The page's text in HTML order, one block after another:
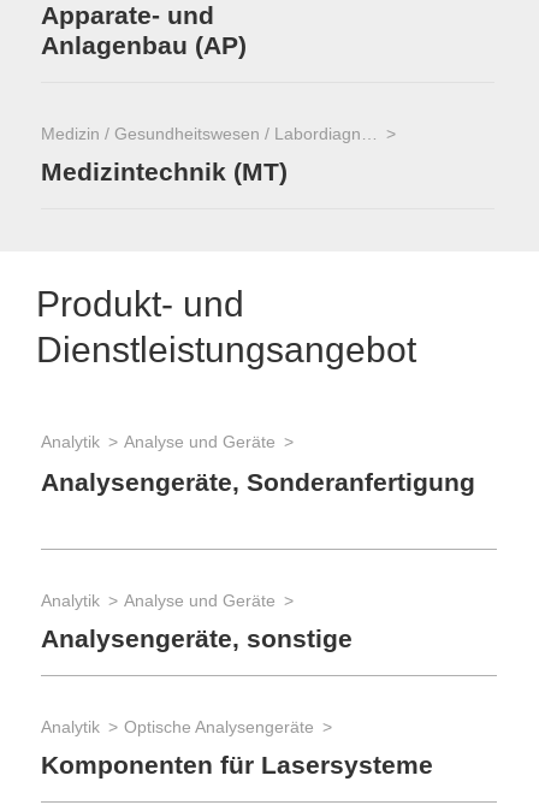
Apparate- und
Anlagenbau (AP)
Medizin / Gesundheitswesen / Labordiagnostik
Medizintechnik (MT)
Produkt- und
Dienstleistungsangebot
Analytik Analyse und Geräte
Analysengeräte, Sonderanfertigung
Analytik Analyse und Geräte
Analysengeräte, sonstige
Analytik Optische Analysengeräte
Komponenten für Lasersysteme